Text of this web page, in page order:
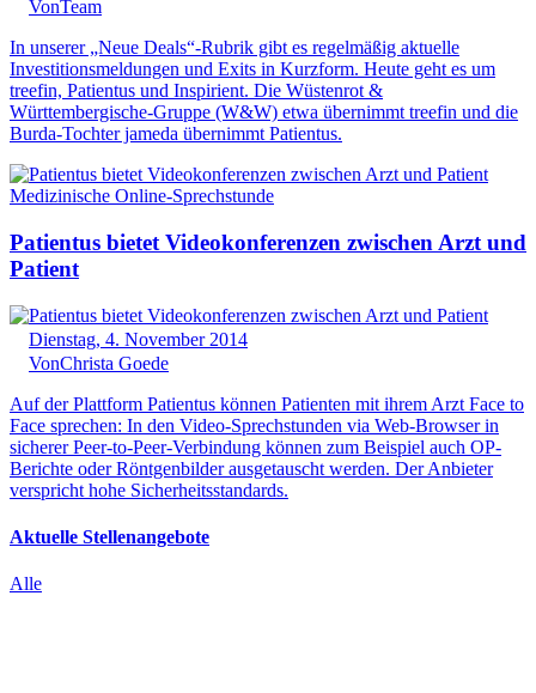
VonTeam
In unserer „Neue Deals“-Rubrik gibt es regelmäßig aktuelle
Investitionsmeldungen und Exits in Kurzform. Heute geht es um
treefin, Patientus und Inspirient. Die Wüstenrot &
Württembergische-Gruppe (W&W) etwa übernimmt treefin und die
Burda-Tochter jameda übernimmt Patientus.
Medizinische Online-Sprechstunde
Patientus bietet Videokonferenzen zwischen Arzt und
Patient
Dienstag, 4. November 2014
VonChrista Goede
Auf der Plattform Patientus können Patienten mit ihrem Arzt Face to
Face sprechen: In den Video-Sprechstunden via Web-Browser in
sicherer Peer-to-Peer-Verbindung können zum Beispiel auch OP-
Berichte oder Röntgenbilder ausgetauscht werden. Der Anbieter
verspricht hohe Sicherheitsstandards.
Aktuelle Stellenangebote
Alle